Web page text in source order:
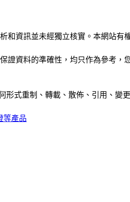
和資訊並未經獨立核實。本網站有
資料的準確性，均只作為參考，
形式重制、轉載、散佈、引用、變
等產品